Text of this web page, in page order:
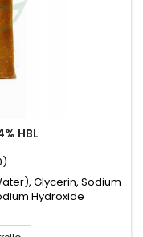
HBL
Glycerin, Sodium
Hydroxide